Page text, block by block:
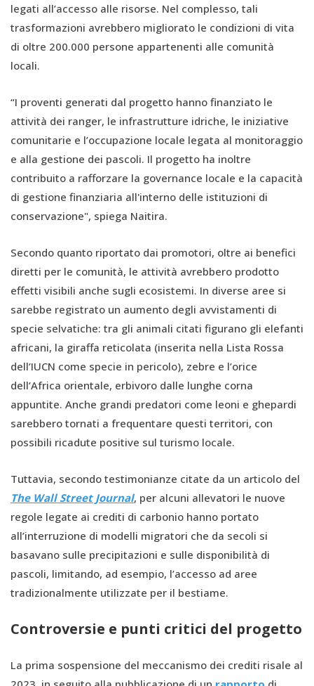
legati all’accesso alle risorse. Nel complesso, tali
trasformazioni avrebbero migliorato le condizioni di vita
di oltre 200.000 persone appartenenti alle comunità
locali.
“I proventi generati dal progetto hanno finanziato le
attività dei ranger, le infrastrutture idriche, le iniziative
comunitarie e l’occupazione locale legata al monitoraggio
e alla gestione dei pascoli. Il progetto ha inoltre
contribuito a rafforzare la governance locale e la capacità
di gestione finanziaria all'interno delle istituzioni di
conservazione", spiega Naitira.
Secondo quanto riportato dai promotori, oltre ai benefici
diretti per le comunità, le attività avrebbero prodotto
effetti visibili anche sugli ecosistemi. In diverse aree si
sarebbe registrato un aumento degli avvistamenti di
specie selvatiche: tra gli animali citati figurano gli elefanti
africani, la giraffa reticolata (inserita nella Lista Rossa
dell’IUCN come specie in pericolo), zebre e l’orice
dell’Africa orientale, erbivoro dalle lunghe corna
appuntite. Anche grandi predatori come leoni e ghepardi
sarebbero tornati a frequentare questi territori, con
possibili ricadute positive sul turismo locale.
Tuttavia, secondo testimonianze citate da un articolo del
The Wall Street Journal, per alcuni allevatori le nuove
regole legate ai crediti di carbonio hanno portato
all’interruzione di modelli migratori che da secoli si
basavano sulle precipitazioni e sulle disponibilità di
pascoli, limitando, ad esempio, l’accesso ad aree
tradizionalmente utilizzate per il bestiame.
Controversie e punti critici del progetto
La prima sospensione del meccanismo dei crediti risale al